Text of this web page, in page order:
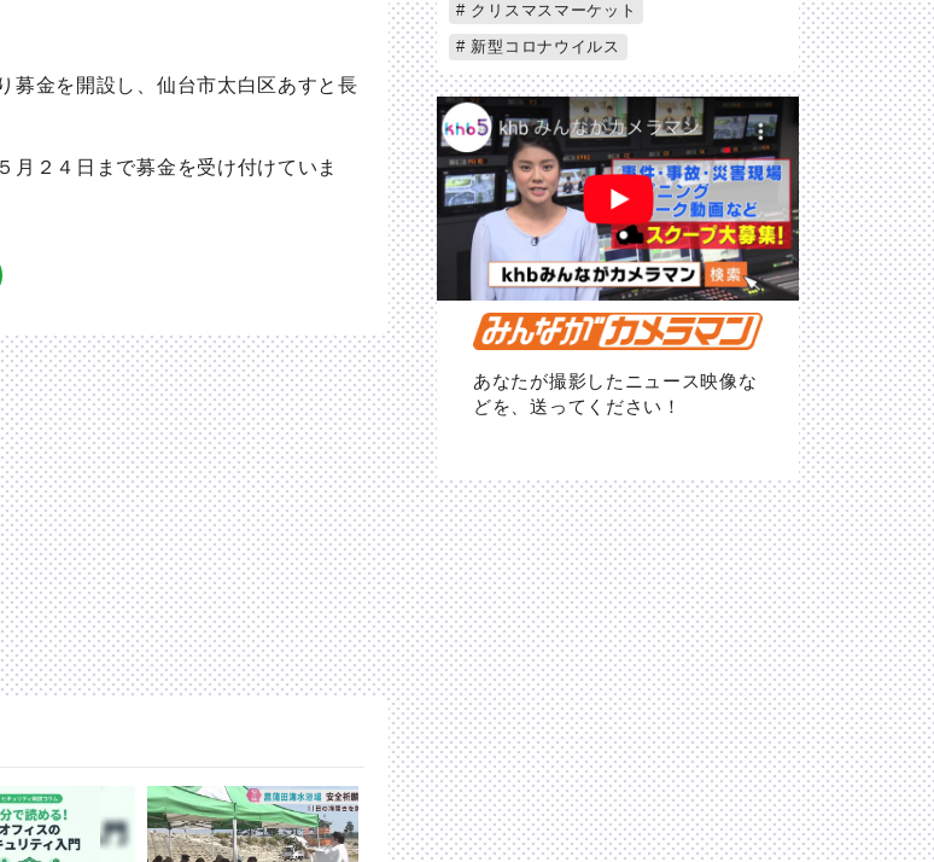
金を開設し、仙台市太白区あすと長
２４日まで募金を受け付けていま
クリスマスマーケット
新型コロナウイルス
あなたが撮影したニュース映像な
どを、送ってください！